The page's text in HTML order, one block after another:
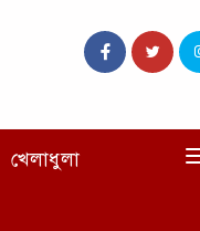
খেলাধুলা